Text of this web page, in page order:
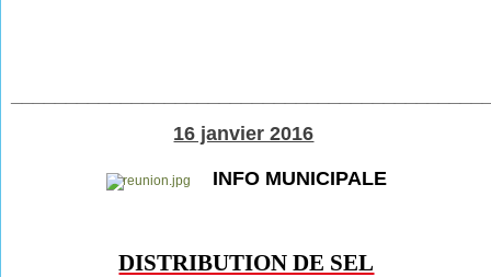
16 janvier 2016
INFO MUNICIPALE
DISTRIBUTION DE SEL